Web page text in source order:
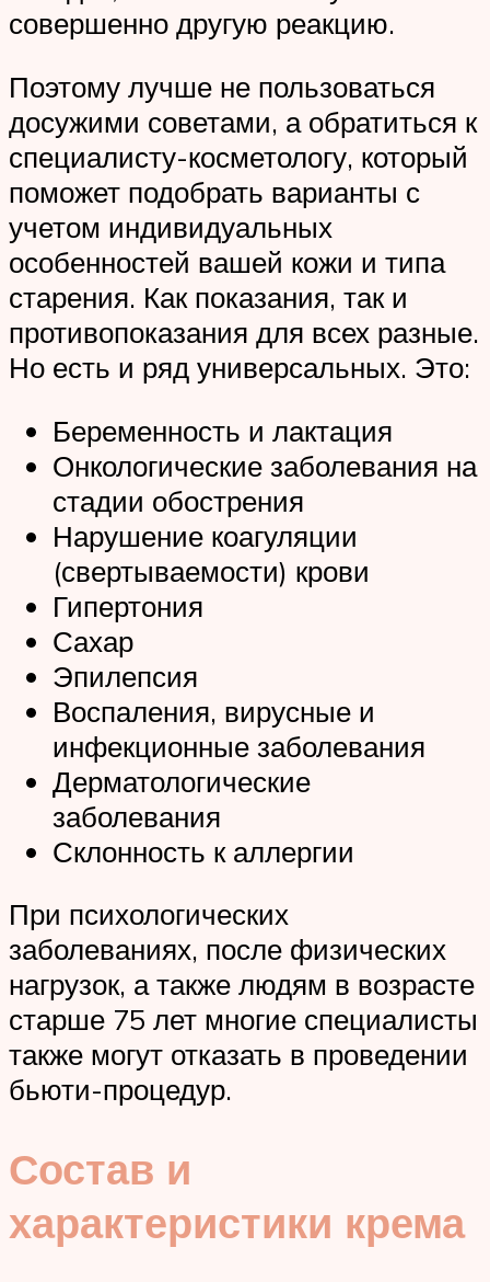
совершенно другую реакцию.
Поэтому лучше не пользоваться
досужими советами, а обратиться к
специалисту-косметологу, который
поможет подобрать варианты с
учетом индивидуальных
особенностей вашей кожи и типа
старения. Как показания, так и
противопоказания для всех разные.
Но есть и ряд универсальных. Это:
Беременность и лактация
Онкологические заболевания на
стадии обострения
Нарушение коагуляции
(свертываемости) крови
Гипертония
Сахар
Эпилепсия
Воспаления, вирусные и
инфекционные заболевания
Дерматологические
заболевания
Склонность к аллергии
При психологических
заболеваниях, после физических
нагрузок, а также людям в возрасте
старше 75 лет многие специалисты
также могут отказать в проведении
бьюти-процедур.
Состав и
характеристики крема